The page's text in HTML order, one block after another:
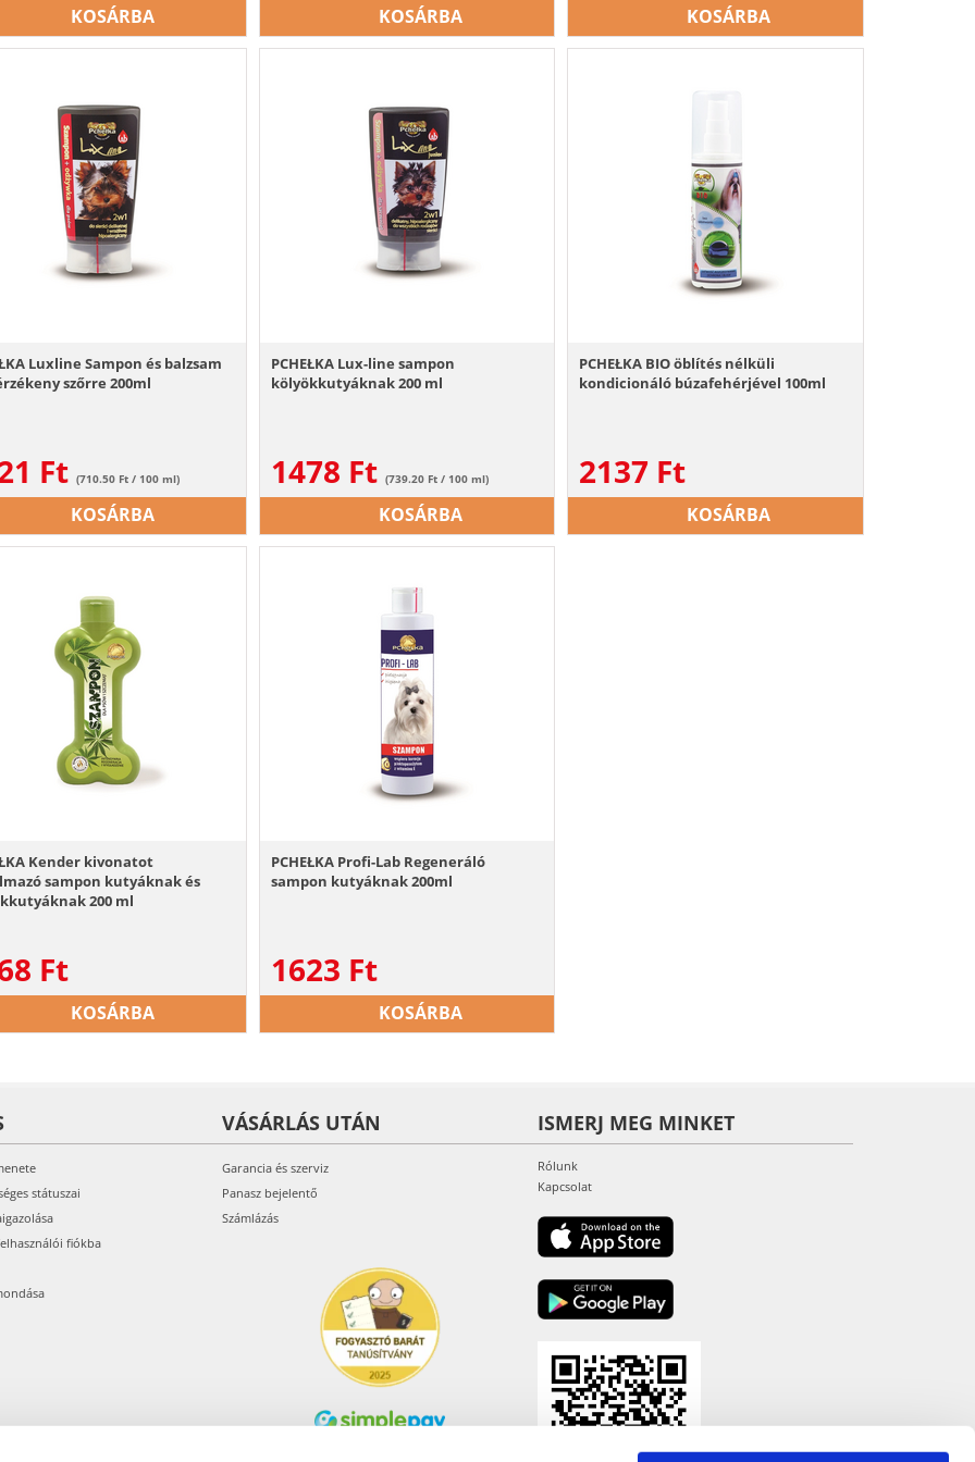
KOSÁRBA KOSÁRBA KOSÁRBA
Luxline Sampon és balzsam
szőrre 200ml
Ft (710.50 Ft / 100 ml)
KOSÁRBA
PCHEŁKA Lux-line sampon
kölyökkutyáknak 200 ml
1478 Ft (739.20 Ft / 100 ml)
KOSÁRBA
PCHEŁKA BIO öblítés nélküli
kondicionáló búzafehérjével 100ml
2137 Ft
KOSÁRBA
Kender kivonatot
sampon kutyáknak és
200 ml
Ft
KOSÁRBA
PCHEŁKA Profi-Lab Regeneráló
sampon kutyáknak 200ml
1623 Ft
KOSÁRBA
státuszai
fiókba
VÁSÁRLÁS UTÁN
Garancia és szerviz
Panasz bejelentő
Számlázás
ISMERJ MEG MINKET
Rólunk
Kapcsolat